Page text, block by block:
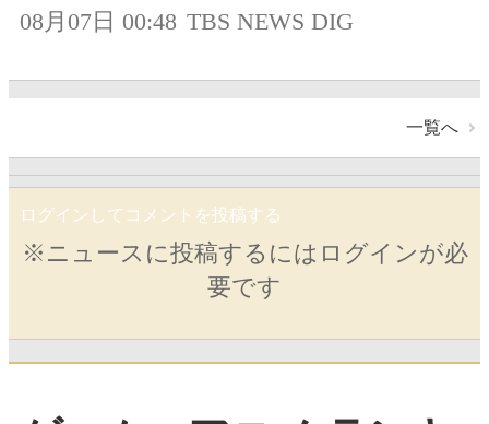
08月07日 00:48 TBS NEWS DIG
一覧へ
ログインしてコメントを投稿する
※ニュースに投稿するにはログインが必
要です